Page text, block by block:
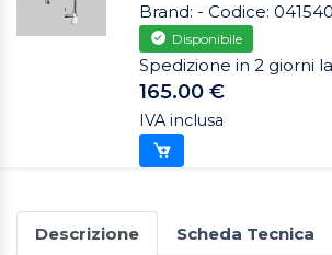
Brand: - Codice:
Disponibile
Spedizione in 2 giorni
165.00 €
IVA inclusa
Descrizione Scheda Tecnica